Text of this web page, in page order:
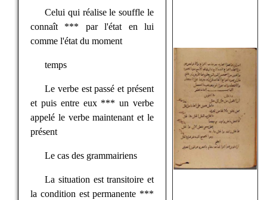
Celui qui réalise le souffle le
connaît *** par l'état en lui
comme l'état du moment
temps
Le verbe est passé et présent
et puis entre eux *** un verbe
appelé le verbe maintenant et le
présent
Le cas des grammairiens
La situation est transitoire et
la condition est permanente ***